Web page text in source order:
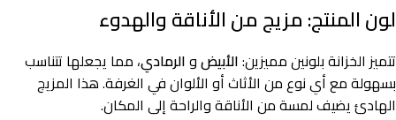
لون المنتج: مزيج من الأناقة والهدوء
تتميز الخزانة بلونين مميزين:الأبيضوالرمادي، مما يجعلها تتناسب
بسهولة مع أي نوع من الأثاث أو الألوان في الغرفة. هذا المزيج
الهادئ يضيف لمسة من الأناقة والراحة إلى المكان.